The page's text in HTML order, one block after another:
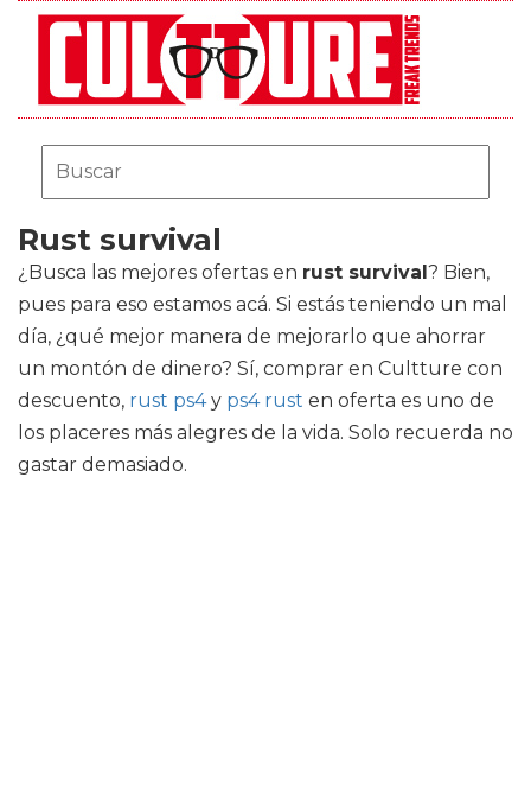
Rust survival
¿Busca las mejores ofertas en rust survival? Bien,
pues para eso estamos acá. Si estás teniendo un mal
día, ¿qué mejor manera de mejorarlo que ahorrar
un montón de dinero? Sí, comprar en Cultture con
descuento, rust ps4y ps4 rust en oferta es uno de
los placeres más alegres de la vida. Solo recuerda no
gastar demasiado.